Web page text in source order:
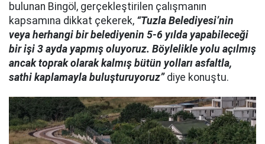
bulunan Bingöl, gerçekleştirilen çalışmanın
kapsamına dikkat çekerek, “Tuzla Belediyesi’nin
veya herhangi bir belediyenin 5-6 yılda yapabileceği
bir işi 3 ayda yapmış oluyoruz. Böylelikle yolu açılmış
ancak toprak olarak kalmış bütün yolları asfaltla,
sathi kaplamayla buluşturuyoruz”diye konuştu.